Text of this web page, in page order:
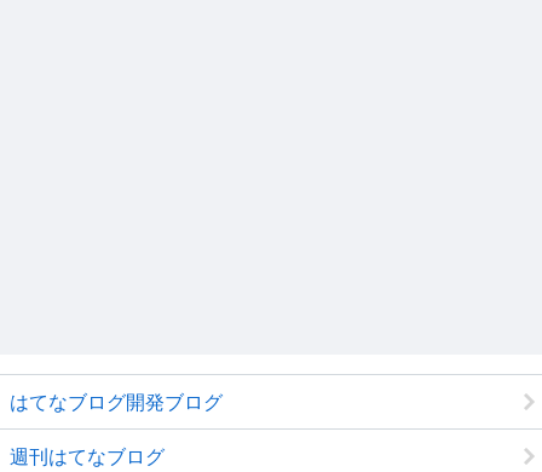
はてなブログ開発ブログ
週刊はてなブログ